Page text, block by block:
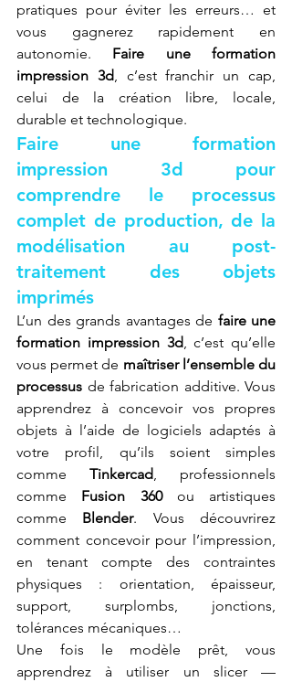
pratiques pour éviter les erreurs… et
vous gagnerez rapidement en
autonomie. Faire une formation
impression 3d, c’est franchir un cap,
celui de la création libre, locale,
durable et technologique.
Faire une formation
impression 3d pour
comprendre le processus
complet de production, de la
modélisation au post-
traitement des objets
imprimés
L’un des grands avantages de faire une
formation impression 3d, c’est qu’elle
vous permet de maîtriser l’ensemble du
processus de fabrication additive. Vous
apprendrez à concevoir vos propres
objets à l’aide de logiciels adaptés à
votre profil, qu’ils soient simples
comme Tinkercad, professionnels
comme Fusion 360 ou artistiques
comme Blender. Vous découvrirez
comment concevoir pour l’impression,
en tenant compte des contraintes
physiques : orientation, épaisseur,
support, surplombs, jonctions,
tolérances mécaniques…
Une fois le modèle prêt, vous
apprendrez à utiliser un slicer —